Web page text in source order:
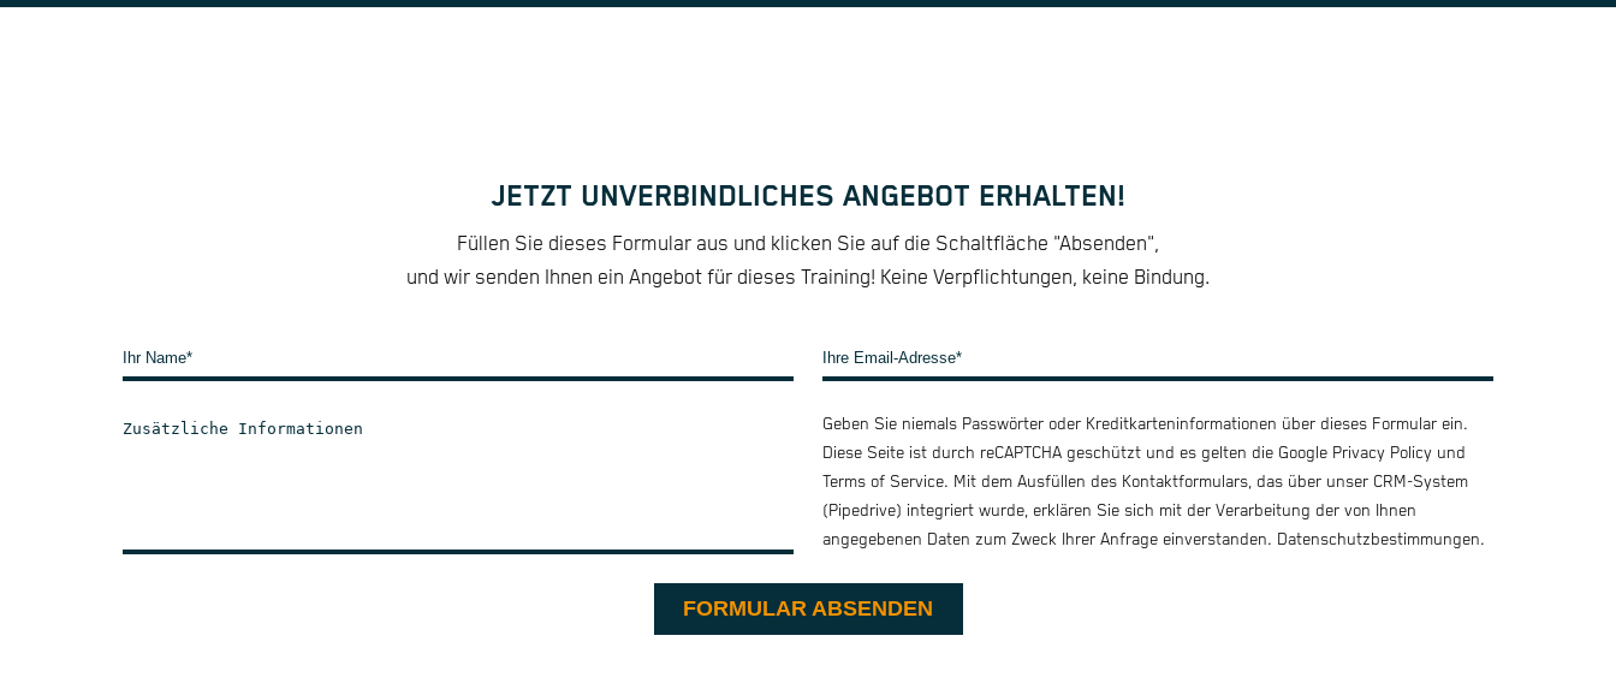
JETZT UNVERBINDLICHES ANGEBOT ERHALTEN!
Füllen Sie dieses Formular aus und klicken Sie auf die Schaltfläche "Absenden",
und wir senden Ihnen ein Angebot für dieses Training! Keine Verpflichtungen, keine Bindung.
Geben Sie niemals Passwörter oder Kreditkarteninformationen über dieses Formular ein.
Diese Seite ist durch reCAPTCHA geschützt und es gelten die Google Privacy Policy und
Terms of Service. Mit dem Ausfüllen des Kontaktformulars, das über unser CRM-System
(Pipedrive) integriert wurde, erklären Sie sich mit der Verarbeitung der von Ihnen
angegebenen Daten zum Zweck Ihrer Anfrage einverstanden. Datenschutzbestimmungen.
FORMULAR ABSENDEN